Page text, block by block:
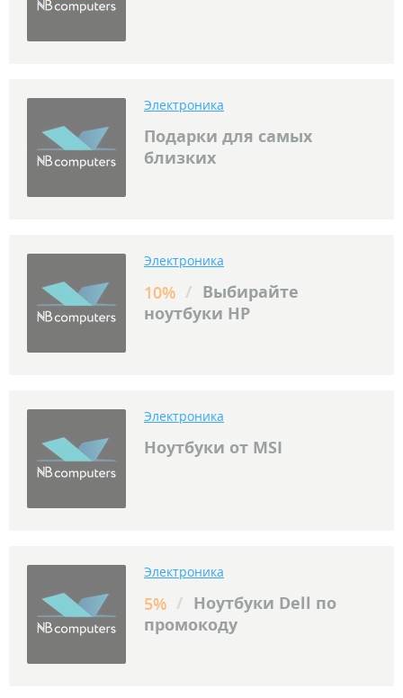
Электроника
Подарки для самых
близких
Электроника
10% / Выбирайте
ноутбуки HP
Электроника
Ноутбуки от MSI
Электроника
5% / Ноутбуки Dell по
промокоду